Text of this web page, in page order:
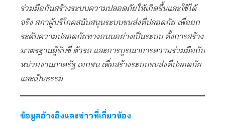
ร่วมมือกันสร้างระบบความปลอดภัยให้เกิดขึ้นและใช้ได้
จริง สภาผู้บริโภคสนับสนุนระบบขนส่งที่ปลอดภัย เพื่อยก
ระดับความปลอดภัยทางถนนอย่างเป็นระบบ ทั้งการสร้าง
มาตรฐานผู้ขับขี่ ตัวรถ และการบูรณาการความร่วมมือกับ
หน่วยงานภาครัฐ เอกชน เพื่อสร้างระบบขนส่งที่ปลอดภัย
และเป็นธรรม
ข้อมูลอ้างอิงและข่าวที่เกี่ยวข้อง